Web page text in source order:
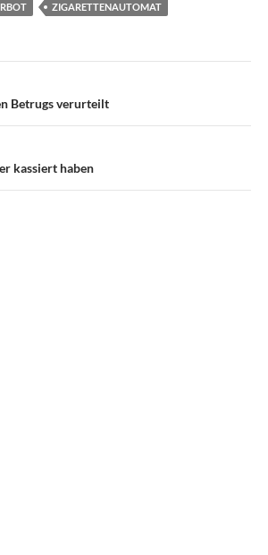
ZIGARETTENAUTOMAT
Betrugs verurteilt
kassiert haben